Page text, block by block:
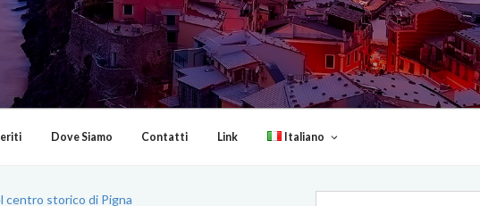
Dove Siamo Contatti Link Italiano
centro storico di Pigna